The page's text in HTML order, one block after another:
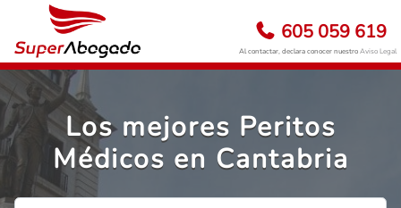
605 059 619
Al contactar, declara conocer nuestroAviso Legal
Los mejores Peritos
Médicos en Cantabria